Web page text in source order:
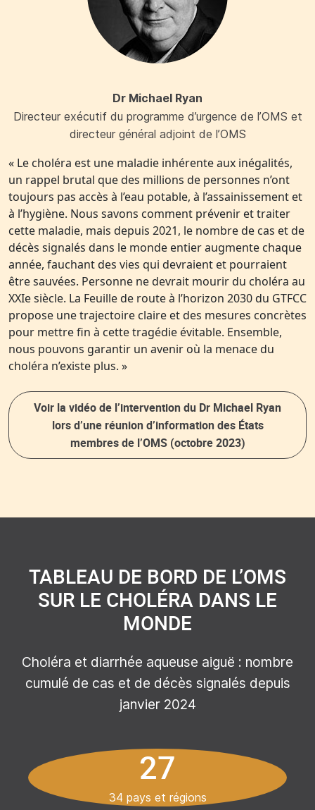
Dr Michael Ryan
Directeur exécutif du programme d’urgence de l’OMS et
directeur général adjoint de l’OMS
« Le choléra est une maladie inhérente aux inégalités,
un rappel brutal que des millions de personnes n’ont
toujours pas accès à l’eau potable, à l’assainissement et
à l’hygiène. Nous savons comment prévenir et traiter
cette maladie, mais depuis 2021, le nombre de cas et de
décès signalés dans le monde entier augmente chaque
année, fauchant des vies qui devraient et pourraient
être sauvées. Personne ne devrait mourir du choléra au
XXIe siècle. La Feuille de route à l’horizon 2030 du GTFCC
propose une trajectoire claire et des mesures concrètes
pour mettre fin à cette tragédie évitable. Ensemble,
nous pouvons garantir un avenir où la menace du
choléra n’existe plus. »
Voir la vidéo de l’intervention du Dr Michael Ryan
lors d’une réunion d’information des États
membres de l’OMS (octobre 2023)
TABLEAU DE BORD DE L’OMS
SUR LE CHOLÉRA DANS LE
MONDE
Choléra et diarrhée aqueuse aiguë : nombre
cumulé de cas et de décès signalés depuis
janvier 2024
27
34 pays et régions